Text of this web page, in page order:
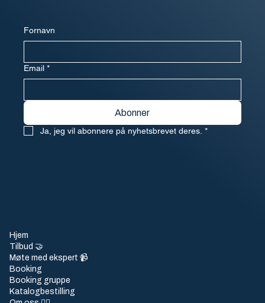
Fornavn
Email *
Abonner
Ja, jeg vil abonnere på nyhetsbrevet deres. *
Hjem
Tilbud 🤝
Møte med ekspert 📹
Booking
Booking gruppe
Katalogbestilling